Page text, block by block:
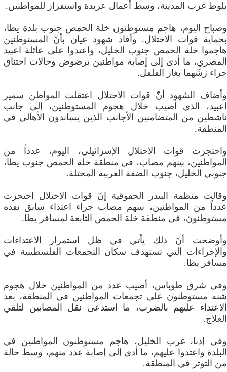
بلوط غرب المدينة، وسط أعمال عربدة واستفزاز للمواطنين.
وصباح اليوم، هاجم مستوطنون خلة الحمص جنوب بلدة يطا،
بحماية قوات الاحتلال. وأفاد شهود عيان بأنّ المستوطنين
هاجموا خلة الحمص جنوب الخليل، واعتدوا على عائلة اعبيد
المصري، ما أدى إلى إصابة مواطنين برضوض وحالات اختناق
جراء رَشّهما بغاز الفلفل.
وأضاف الشهود أنّ قوات الاحتلال اعتقلت المواطن سمير
اعبيد، الذي أصيب خلال هجوم المستوطنين، إلى جانب
ناشطين من المتضامنين الأجانب الذين يساندون الأهالي في
المنطقة.
واحتجزت قوات الاحتلال الإسرائيلي، اليوم، عدداً من
المواطنين، بينهم مصاب، في منطقة خلة الحمص جنوب يطا،
جنوبي الخليل، جنوب الضفة الغربية المحتلة.
وقالت منظمة البيدر الحقوقية إنّ قوات الاحتلال احتجزت
عدداً من المواطنين، بينهم مصاب جراء اعتداء سابق نفذه
مستوطنون، في منطقة خلة الحمص التابعة لمسافر يطا.
وأوضحت أنّ ذلك يأتي في ظل استمرار الاعتداءات
والإجراءات التي تستهدف سكان التجمعات الفلسطينية في
مسافر يطا.
وفي شرق طوباس، أصيب عدد من المواطنين خلال هجوم
شنه مستوطنون على تجمعات المواطنين في المنطقة، بعد
الاعتداء عليهم بالضرب، ما استدعى نقل المصابين لتلقي
العلاج.
وفي إذنا، غرب الخليل، هاجم مستوطنون المواطنين في
البلدة واعتدوا عليهم، ما أدى إلى إصابة عدد منهم، وسط حالة
من التوتر في المنطقة.